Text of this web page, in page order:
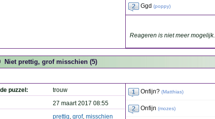
Ggd (poppy)
Reageren is niet meer mogelijk.
Niet prettig, grof misschien (5)
puzzel:
trouw
27 maart 2017 08:55
prettig, grof, misschien
Onfijn? (Matthias)
Onfijn (mozes)